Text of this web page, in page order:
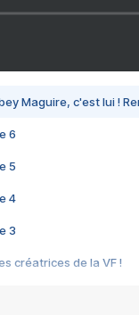
Maguire, c'est lui !
6
5
4
3
créatrices de la VF !